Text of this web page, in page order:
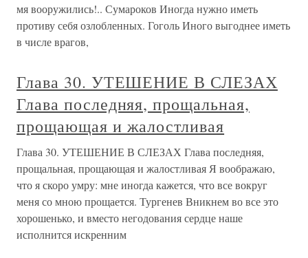
мя вооружились!.. Сумароков Иногда нужно иметь
противу себя озлобленных. Гоголь Иного выгоднее иметь
в числе врагов,
Глава 30. УТЕШЕНИЕ В СЛЕЗАХ
Глава последняя, прощальная,
прощающая и жалостливая
Глава 30. УТЕШЕНИЕ В СЛЕЗАХ Глава последняя,
прощальная, прощающая и жалостливая Я воображаю,
что я скоро умру: мне иногда кажется, что все вокруг
меня со мною прощается. Тургенев Вникнем во все это
хорошенько, и вместо негодования сердце наше
исполнится искренним